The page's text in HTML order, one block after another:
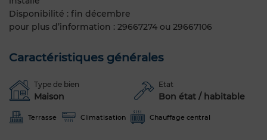
Disponibilité : fin décembre
pour plus d’information : 29667274 ou 29667106
Caractéristiques générales
Type de bien
Maison
Etat
Bon état / habitable
Terrasse Climatisation Chauffage central